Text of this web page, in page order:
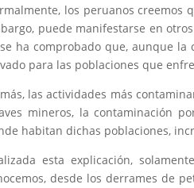
los peruanos creemos
puede manifestarse en
ha comprobado que, aunque
para las poblaciones que
las actividades más
mineros, la contaminación
habitan dichas poblaciones,
esta explicación,
desde los derrames de